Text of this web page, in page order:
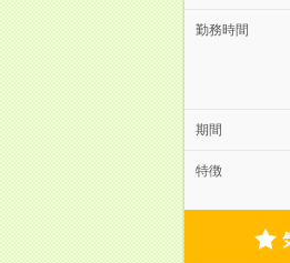
勤務時間
期間
特徴